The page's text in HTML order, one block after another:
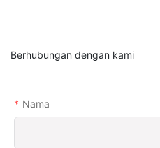
Berhubungan dengan kami
Nama